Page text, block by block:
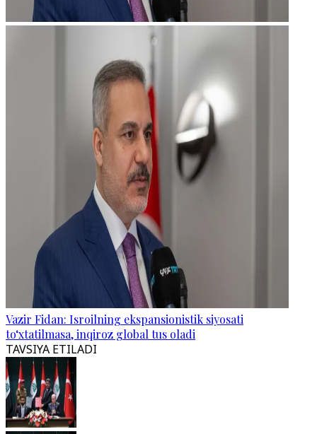
Vazir Fidan: Isroilning ekspansionistik siyosati
to‘xtatilmasa, inqiroz global tus oladi
TAVSIYA ETILADI